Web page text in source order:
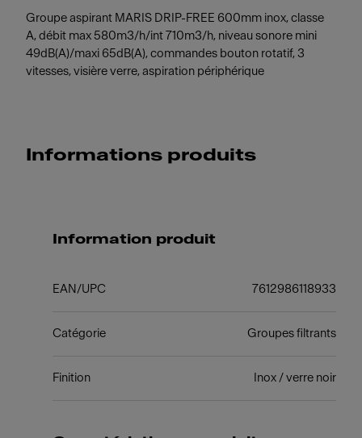
Groupe aspirant MARIS DRIP-FREE 600mm inox, classe
A, débit max 580m3/h/int 710m3/h, niveau sonore mini
49dB(A)/maxi 65dB(A), commandes bouton rotatif, 3
vitesses, visière verre, aspiration périphérique
Informations produits
Information produit
EAN/UPC 7612986118933
Catégorie Groupes filtrants
Finition Inox / verre noir